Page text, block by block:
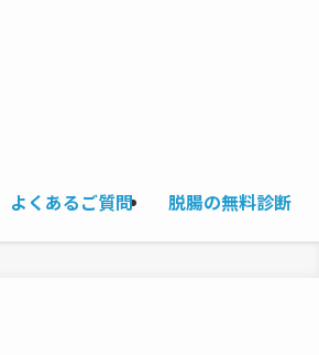
よくあるご質問 脱腸の無料診断